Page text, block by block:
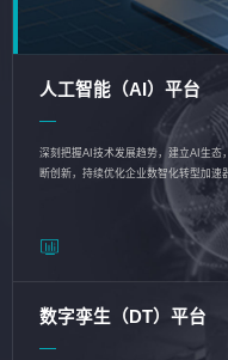
人工智能（AI）平台
深刻把握AI技术发展趋势，建立AI生态
断创新，持续优化企业数智化转型加
数字孪生（DT）平台